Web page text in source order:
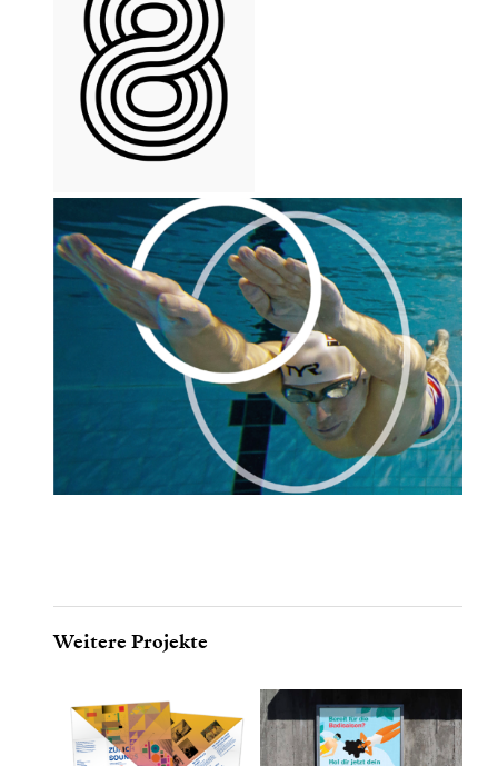
Weitere Projekte